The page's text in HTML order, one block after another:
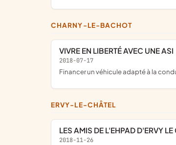
CHARNY-LE-BACHOT
VIVRE EN LIBERTÉ AVEC UNE ASI
2018-07-17
financer un véhicule adapté à la
ERVY-LE-CHÂTEL
LES AMIS DE L'EHPAD D'ERVY
2018-11-26